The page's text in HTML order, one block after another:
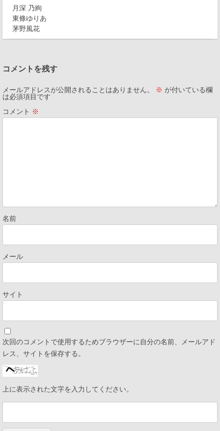
月深 乃絢
東條ゆりあ
茅野風花
コメントを残す
メールアドレスが公開されることはありません。 ※ が付いている欄
は必須項目です
コメント ※
名前
メール
サイト
次回のコメントで使用するためブラウザーに自分の名前、メールアド
レス、サイトを保存する。
上に表示された文字を入力してください。